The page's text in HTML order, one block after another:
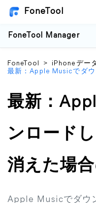
FoneTool
FoneTool Manager
FoneTool > iPhoneデー
最新：Apple Musicでダ
最新：
ンロード
消えた場
Apple Musicでダウ